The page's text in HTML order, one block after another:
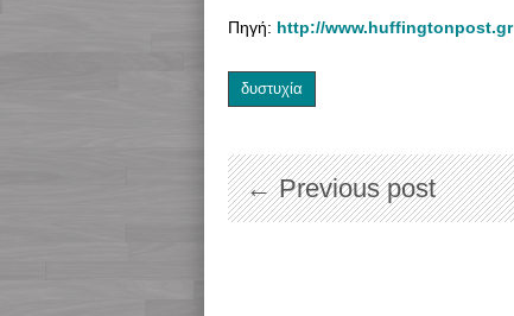
Πηγή: http://www.huffingtonpost.gr
δυστυχία
← Previous post